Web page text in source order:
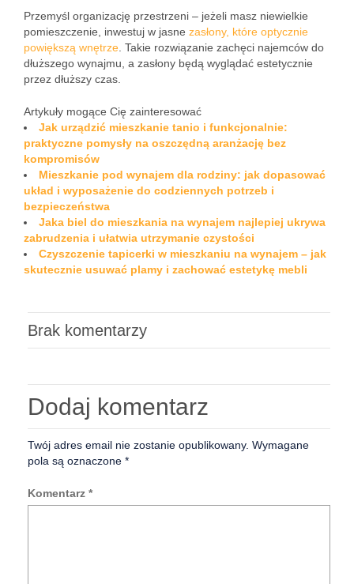
Przemyśl organizację przestrzeni – jeżeli masz niewielkie
pomieszczenie, inwestuj w jasne zasłony, które optycznie
powiększą wnętrze . Takie rozwiązanie zachęci najemców do
dłuższego wynajmu, a zasłony będą wyglądać estetycznie
przez dłuższy czas.
Artykuły mogące Cię zainteresować
Jak urządzić mieszkanie tanio i funkcjonalnie:
praktyczne pomysły na oszczędną aranżację bez
kompromisów
Mieszkanie pod wynajem dla rodziny: jak dopasować
układ i wyposażenie do codziennych potrzeb i
bezpieczeństwa
Jaka biel do mieszkania na wynajem najlepiej ukrywa
zabrudzenia i ułatwia utrzymanie czystości
Czyszczenie tapicerki w mieszkaniu na wynajem – jak
skutecznie usuwać plamy i zachować estetykę mebli
Brak komentarzy
Dodaj komentarz
Twój adres email nie zostanie opublikowany. Wymagane
pola są oznaczone *
Komentarz *